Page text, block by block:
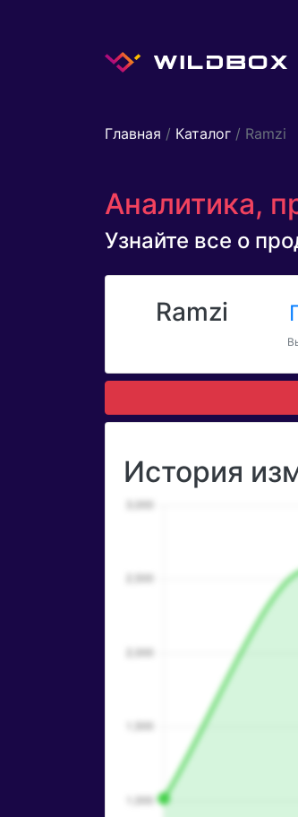
Главная / Каталог / Ramzi
Аналитика,
Узнайте все о
Ramzi
История